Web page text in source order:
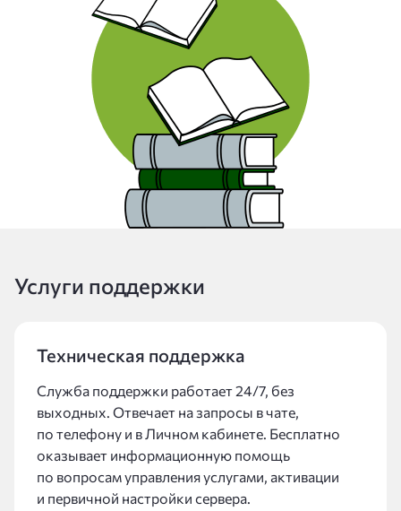
Услуги поддержки
Техническая поддержка
Служба поддержки работает 24/7, без
выходных. Отвечает на запросы в чате,
по телефону и в Личном кабинете. Бесплатно
оказывает информационную помощь
по вопросам управления услугами, активации
и первичной настройки сервера.